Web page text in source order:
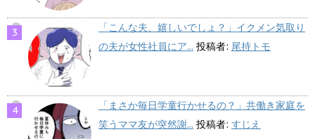
「こんな夫、嬉しいでしょ？」イクメン気取り
の夫が女性社員にア... 投稿者: 尾持トモ
「まさか毎日学童行かせるの？」共働き家庭を
笑うママ友が突然謝... 投稿者: すじえ